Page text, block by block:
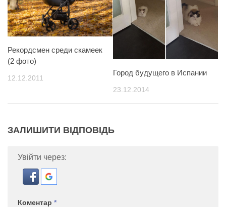
Рекордсмен среди скамеек
(2 фото)
12.12.2011
Город будущего в Испании
23.12.2014
ЗАЛИШИТИ ВІДПОВІДЬ
Увійти через:
Коментар *